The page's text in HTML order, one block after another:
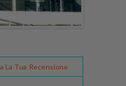
La Tua Recensione